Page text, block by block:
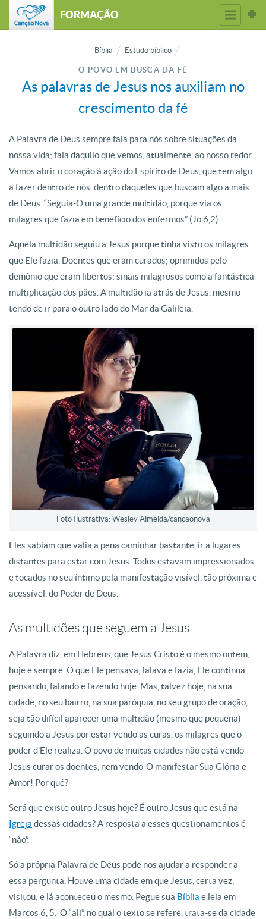
FORMAÇÃO
Bíblia Estudo bíblico
O POVO EM BUSCA DA FÉ
As palavras de Jesus nos auxiliam no
crescimento da fé
A Palavra de Deus sempre fala para nós sobre situações da
nossa vida; fala daquilo que vemos, atualmente, ao nosso redor.
Vamos abrir o coração à ação do Espírito de Deus, que tem algo
a fazer dentro de nós, dentro daqueles que buscam algo a mais
de Deus. “Seguia-O uma grande multidão, porque via os
milagres que fazia em benefício dos enfermos” (Jo 6,2).
Aquela multidão seguiu a Jesus porque tinha visto os milagres
que Ele fazia. Doentes que eram curados; oprimidos pelo
demônio que eram libertos; sinais milagrosos como a fantástica
multiplicação dos pães. A multidão ia atrás de Jesus, mesmo
tendo de ir para o outro lado do Mar da Galileia.
Foto Ilustrativa: Wesley Almeida/cancaonova
Eles sabiam que valia a pena caminhar bastante, ir a lugares
distantes para estar com Jesus. Todos estavam impressionados
e tocados no seu íntimo pela manifestação visível, tão próxima e
acessível, do Poder de Deus.
As multidões que seguem a Jesus
A Palavra diz, em Hebreus, que Jesus Cristo é o mesmo ontem,
hoje e sempre. O que Ele pensava, falava e fazia, Ele continua
pensando, falando e fazendo hoje. Mas, talvez hoje, na sua
cidade, no seu bairro, na sua paróquia, no seu grupo de oração,
seja tão difícil aparecer uma multidão (mesmo que pequena)
seguindo a Jesus por estar vendo as curas, os milagres que o
poder d’Ele realiza. O povo de muitas cidades não está vendo
Jesus curar os doentes, nem vendo-O manifestar Sua Glória e
Amor! Por quê?
Será que existe outro Jesus hoje? É outro Jesus que está na
Igreja dessas cidades? A resposta a esses questionamentos é
“não”.
Só a própria Palavra de Deus pode nos ajudar a responder a
essa pergunta. Houve uma cidade em que Jesus, certa vez,
visitou; e lá aconteceu o mesmo. Pegue sua Bíblia e leia em
Marcos 6, 5. O “ali”, no qual o texto se refere, trata-se da cidade